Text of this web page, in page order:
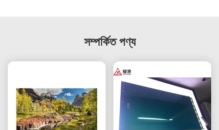
সম্পর্কিত পণ্য